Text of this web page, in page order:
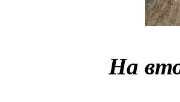
На